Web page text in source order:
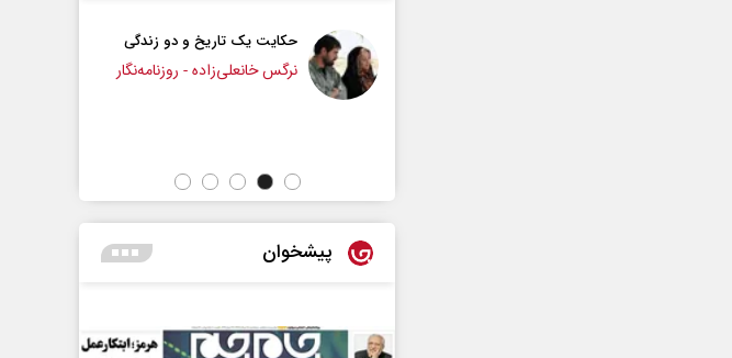
حکایت یک تاریخ و دو زندگی
نرگس خانعلی‌زاده - روزنامه‌نگار
پیشخوان